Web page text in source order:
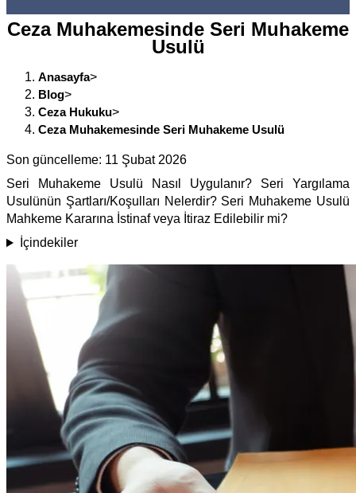
Ceza Muhakemesinde Seri Muhakeme
Usulü
Anasayfa>
Blog>
Ceza Hukuku>
Ceza Muhakemesinde Seri Muhakeme Usulü
Son güncelleme: 11 Şubat 2026
Seri Muhakeme Usulü Nasıl Uygulanır? Seri Yargılama
Usulünün Şartları/Koşulları Nelerdir? Seri Muhakeme Usulü
Mahkeme Kararına İstinaf veya İtiraz Edilebilir mi?
İçindekiler